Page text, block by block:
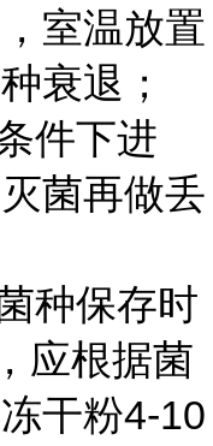
室温放置
衰退；
件下进
菌再做丢
种保存时
应根据菌
干粉4-10